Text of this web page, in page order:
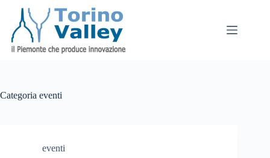
contenuto
Categoria eventi
eventi